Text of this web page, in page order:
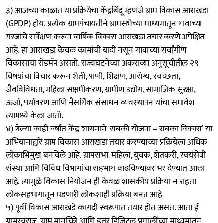
३) आजच्या काळात या प्रक्रियेचा केंद्रबिंदू म्हणजे ग्राम विकास आराखडा
(GPDP) होय. प्रत्येक ग्रामपंचायतीने ग्रामसभेच्या माध्यमातून गावाच्या
गरजांचे सर्वेक्षण करून वार्षिक विकास आराखडा तयार करणे अपेक्षित
आहे. हा आराखडा केवळ कामांची यादी नसून गावाच्या सर्वांगीण
विकासाचा रोडमॅप असतो. राज्यघटनेच्या अकराव्या अनुसूचीतील २९
विषयांचा विचार करून शेती, पाणी, शिक्षण, आरोग्य, स्वच्छता,
जैवविविधता, महिला सक्षमीकरण, ग्रामीण उद्योग, सामाजिक सुरक्षा,
ऊर्जा, पर्यावरण आणि नैसर्गिक संसाधन व्यवस्थापन यांचा समावेश
त्यामध्ये केला जातो.
४) गेल्या काही वर्षांत केंद्र शासनाने ‘सबकी योजना – सबका विकास’ या
अभियानाद्वारे ग्राम विकास आराखडा तयार करण्याच्या प्रक्रियेला अधिक
लोकाभिमुख बनविले आहे. ग्रामसभा, महिला, युवक, शेतकरी, स्वयंसेवी
संस्था आणि विविध विभागांचा सहभाग वाढविण्यावर भर देण्यात आला
आहे. त्यामुळे विकास नियोजन ही केवळ शासकीय प्रक्रिया न राहता
लोकसहभागातून घडणारी लोकशाही प्रक्रिया बनत आहे.
५) पूर्वी विकास आराखडे कागदी स्वरूपात तयार होत असत. आता ई